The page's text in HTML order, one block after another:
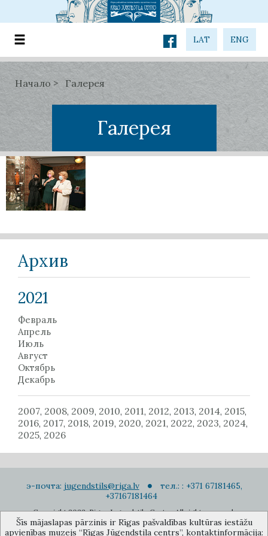
LAT ENG
Начало Галерея
Галерея
Архив
2021
Февраль
Апрель
Июль
Август
Октябрь
Декабрь
2007, 2008, 2009, 2010, 2011, 2012, 2013, 2014, 2015,
2016, 2017, 2018, 2019, 2020, 2021, 2022, 2023, 2024,
2025, 2026
э-почта: jugendstils@riga.lv
тел.: : +371 67181465,
+37167181464
Copyright 2022. Rigas Jugendstila Centrs. All right reserved.
Подписаться на новости
Šīs mājaslapas pārzinis ir Rīgas pašvaldības kultūras iestāžu
apvienības muzejs “Rīgas Jūgendstila centrs”, kontaktinformācija: